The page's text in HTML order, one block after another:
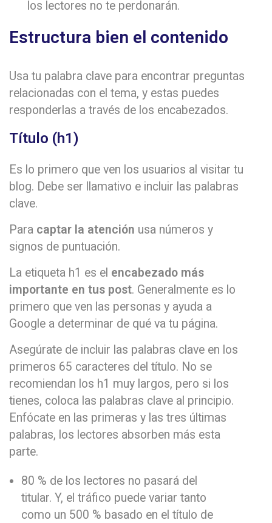
los lectores no te perdonarán.
Estructura bien el contenido
Usa tu palabra clave para encontrar preguntas
relacionadas con el tema, y estas puedes
responderlas a través de los encabezados.
Título (h1)
Es lo primero que ven los usuarios al visitar tu
blog. Debe ser llamativo e incluir las palabras
clave.
Para captar la atención usa números y
signos de puntuación.
La etiqueta h1 es el encabezado más
importante en tus post. Generalmente es lo
primero que ven las personas y ayuda a
Google a determinar de qué va tu página.
Asegúrate de incluir las palabras clave en los
primeros 65 caracteres del título. No se
recomiendan los h1 muy largos, pero si los
tienes, coloca las palabras clave al principio.
Enfócate en las primeras y las tres últimas
palabras, los lectores absorben más esta
parte.
80 % de los lectores no pasará del
titular. Y, el tráfico puede variar tanto
como un 500 % basado en el título de